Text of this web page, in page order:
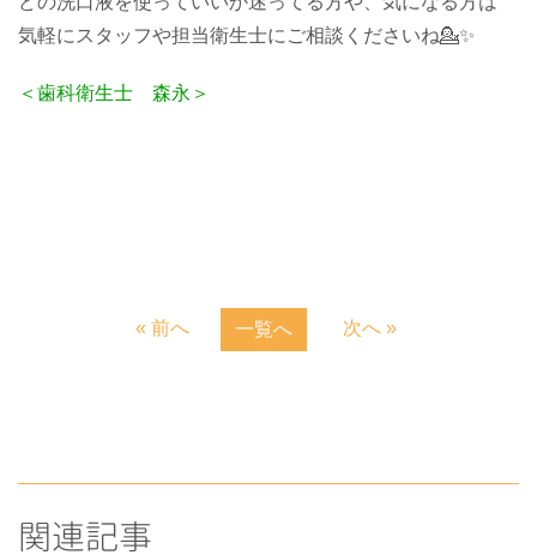
気軽にスタッフや担当衛生士にご相談くださいね💁✨
＜歯科衛生士 森永＞
« 前へ 一覧へ 次へ »
関連記事